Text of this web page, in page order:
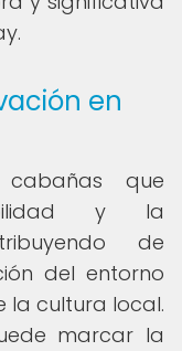
en
que
y la
de
del entorno
la cultura local.
marcar la